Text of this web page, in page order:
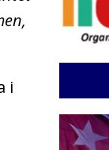
i